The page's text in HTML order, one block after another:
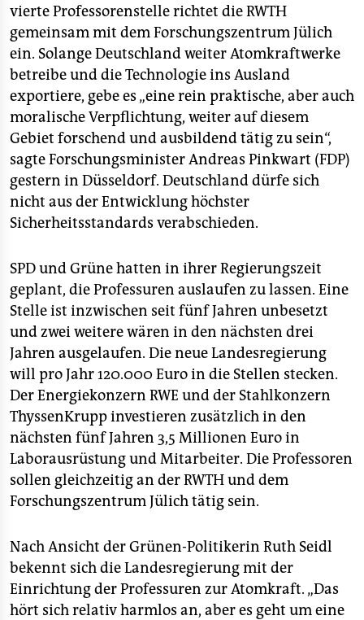
fragen & hilfe
unterstützen
abo
genossenschaft
epaper login
vierte Professorenstelle richtet die RWTH
gemeinsam mit dem Forschungszentrum Jülich
ein. Solange Deutschland weiter Atomkraftwerke
betreibe und die Technologie ins Ausland
exportiere, gebe es „eine rein praktische, aber auch
moralische Verpflichtung, weiter auf diesem
Gebiet forschend und ausbildend tätig zu sein“,
sagte Forschungsminister Andreas Pinkwart (FDP)
gestern in Düsseldorf. Deutschland dürfe sich
nicht aus der Entwicklung höchster
Sicherheitsstandards verabschieden.
SPD und Grüne hatten in ihrer Regierungszeit
geplant, die Professuren auslaufen zu lassen. Eine
Stelle ist inzwischen seit fünf Jahren unbesetzt
und zwei weitere wären in den nächsten drei
Jahren ausgelaufen. Die neue Landesregierung
will pro Jahr 120.000 Euro in die Stellen stecken.
Der Energiekonzern RWE und der Stahlkonzern
ThyssenKrupp investieren zusätzlich in den
nächsten fünf Jahren 3,5 Millionen Euro in
Laborausrüstung und Mitarbeiter. Die Professoren
sollen gleichzeitig an der RWTH und dem
Forschungszentrum Jülich tätig sein.
Nach Ansicht der Grünen-Politikerin Ruth Seidl
bekennt sich die Landesregierung mit der
Einrichtung der Professuren zur Atomkraft. „Das
hört sich relativ harmlos an, aber es geht um eine